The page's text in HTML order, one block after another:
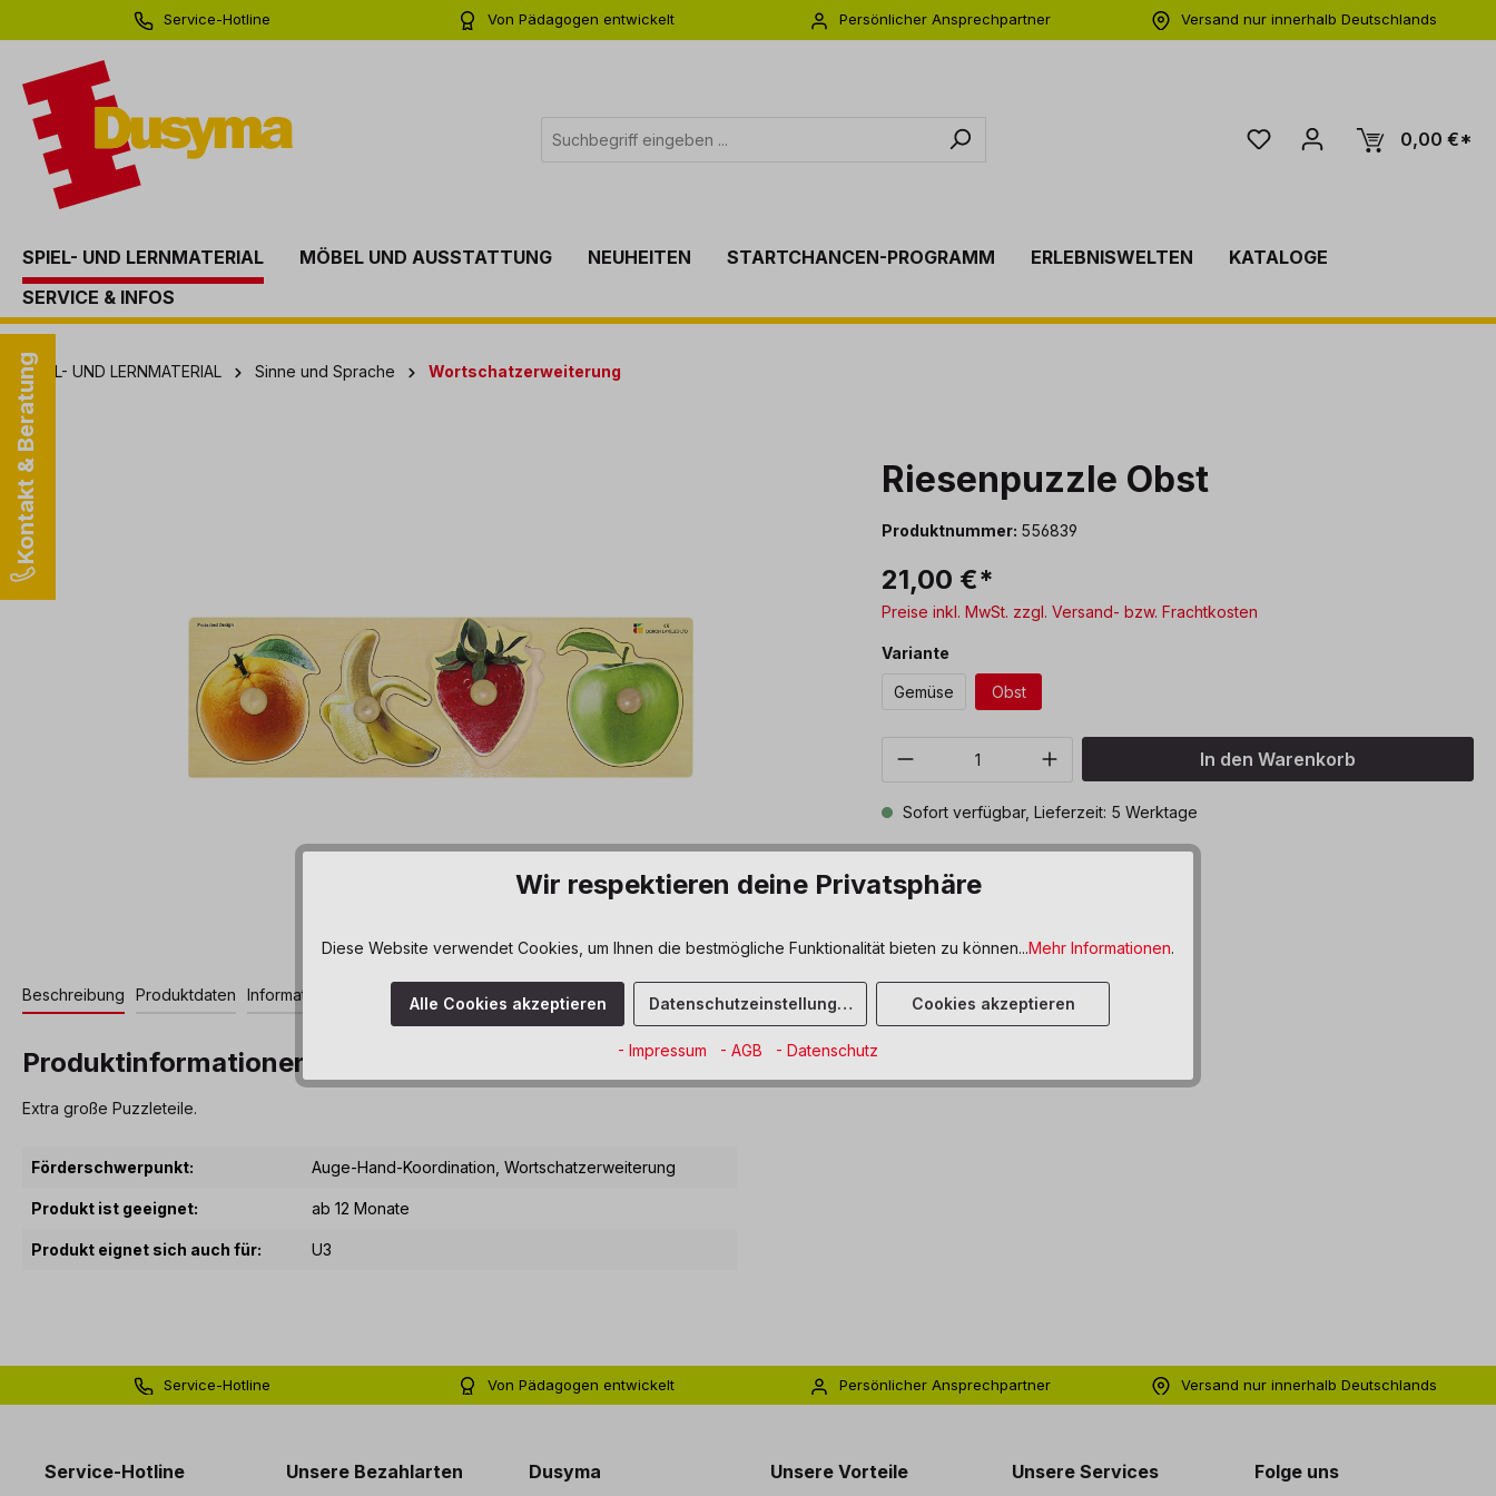
Zur Hauptnavigation springen
Service-Hotline
Von Pädagogen entwickelt
Persönlicher Ansprechpartner
Versand nur innerhalb Deutschlands
0,00 €*
SPIEL- UND LERNMATERIAL MÖBEL UND AUSSTATTUNG NEUHEITEN STARTCHANCEN-PROGRAMM ERLEBNISWELTEN
KATALOGE
SERVICE & INFOS
Kontakt & Beratung
SPIEL- UND LERNMATERIAL Sinne und Sprache Wortschatzerweiterung
Bildergalerie überspringen Riesenpuzzle Obst
Produktnummer: 556839
21,00 €*
Preise inkl. MwSt. zzgl. Versand- bzw. Frachtkosten
Variante
Gemüse Obst
Produkt Anzahl: Gib den gewünschten Wert
In den Warenkorb
Sofort verfügbar, Lieferzeit: 5 Werktage
Beschreibung Produktdaten Informationen und Hinweise
Produktinformationen "Riesenpuzzle Obst"
Extra große Puzzleteile.
Förderschwerpunkt: Auge-Hand-Koordination , Wortschatzerweiterung
Produkt ist geeignet: ab 12 Monate
Produkt eignet sich auch für: U3
Service-Hotline
Von Pädagogen entwickelt
Persönlicher Ansprechpartner
Versand nur innerhalb Deutschlands
Service-Hotline Unsere Bezahlarten Dusyma Unsere Vorteile Unsere Services Folge uns
Wir respektieren deine Privatsphäre
Diese Website verwendet Cookies, um Ihnen die bestmögliche Funktionalität bieten zu können...Mehr Informationen.
Alle Cookies akzeptieren Datenschutzeinstellungen Cookies akzeptieren
- Impressum - AGB - Datenschutz